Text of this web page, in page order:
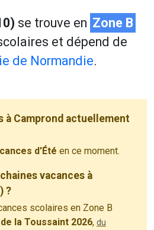
se trouve en Zone B
et dépend de
de Normandie.
à Camprond actuellement
d'Été en ce moment.
vacances à
?
scolaires en Zone B
la Toussaint 2026, du